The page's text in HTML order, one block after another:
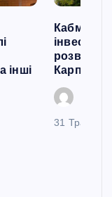
інші
Кабмін
розвиток
Карпатах
31 Травня,